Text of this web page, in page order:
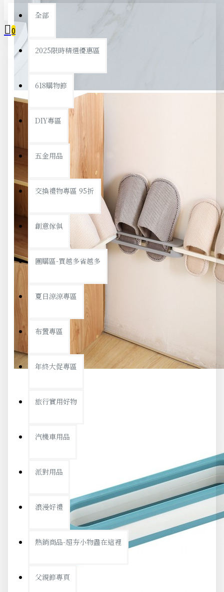
全部
2025限時精選優惠區
618購物節
DIY專區
五金用品
交換禮物專區 95折
創意傢俱
團購區-買越多省越多
夏日涼涼專區
布置專區
年終大促專區
旅行實用好物
汽機車用品
派對用品
浪漫好禮
熱銷商品-超夯小物盡在這裡
父親節專頁
0
您的購物車內沒有商品！